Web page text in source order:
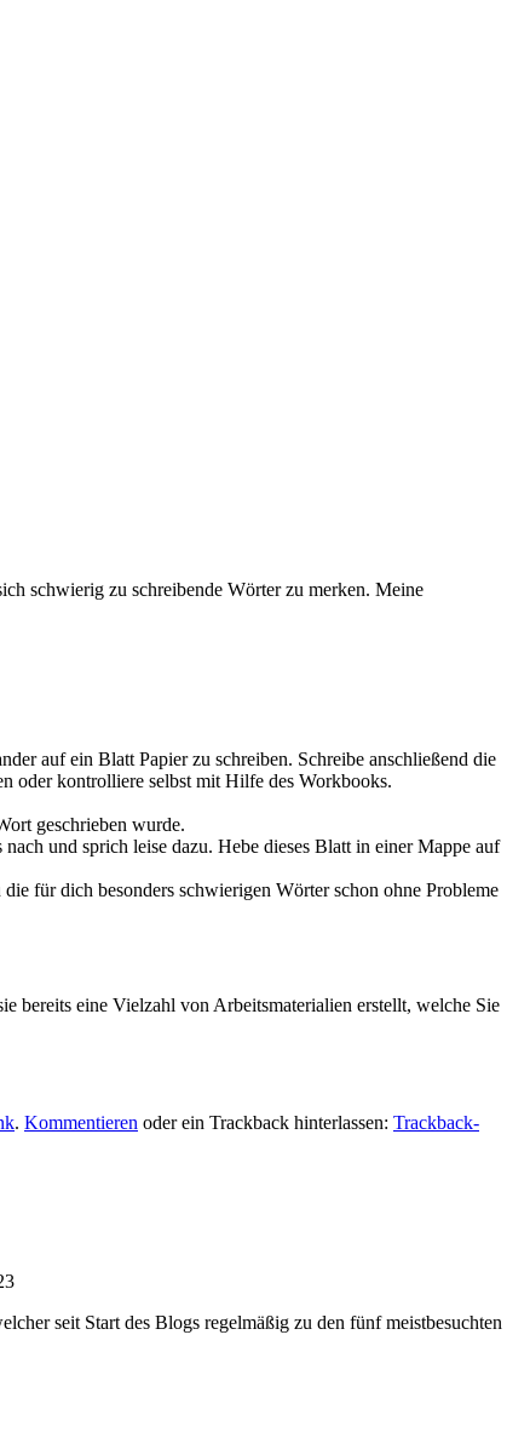
schwierig zu schreibende Wörter zu merken. Meine
auf ein Blatt Papier zu schreiben. Schreibe anschließend die
oder kontrolliere selbst mit Hilfe des Workbooks.
geschrieben wurde.
und sprich leise dazu. Hebe dieses Blatt in einer Mappe auf
für dich besonders schwierigen Wörter schon ohne Probleme
bereits eine Vielzahl von Arbeitsmaterialien erstellt, welche Sie
. Kommentieren oder ein Trackback hinterlassen: Trackback-
seit Start des Blogs regelmäßig zu den fünf meistbesuchten